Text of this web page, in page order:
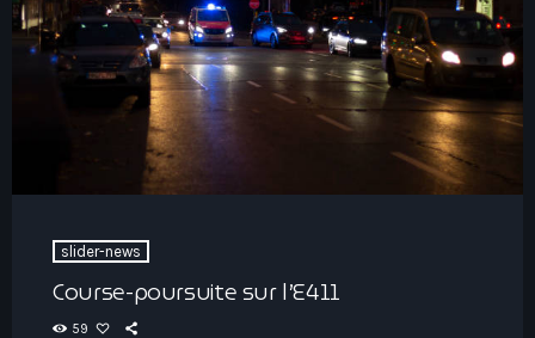
slider-news
Course-poursuite sur l’E411
59